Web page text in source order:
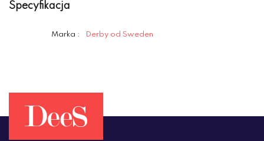
Specyfikacja
Marka : Derby od Sweden